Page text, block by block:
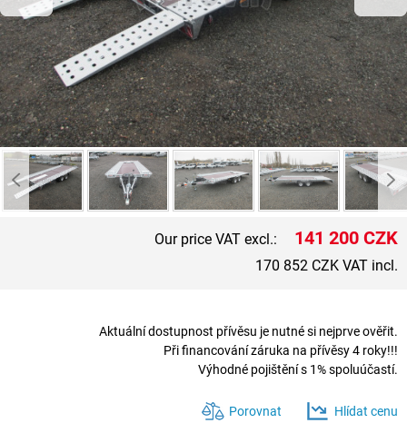
Our price VAT excl.: 141 200 CZK
170 852 CZK VAT incl.
Aktuální dostupnost přívěsu je nutné si nejprve ověřit.
Při financování záruka na přívěsy 4 roky!!!
Výhodné pojištění s 1% spoluúčastí.
Porovnat Hlídat cenu